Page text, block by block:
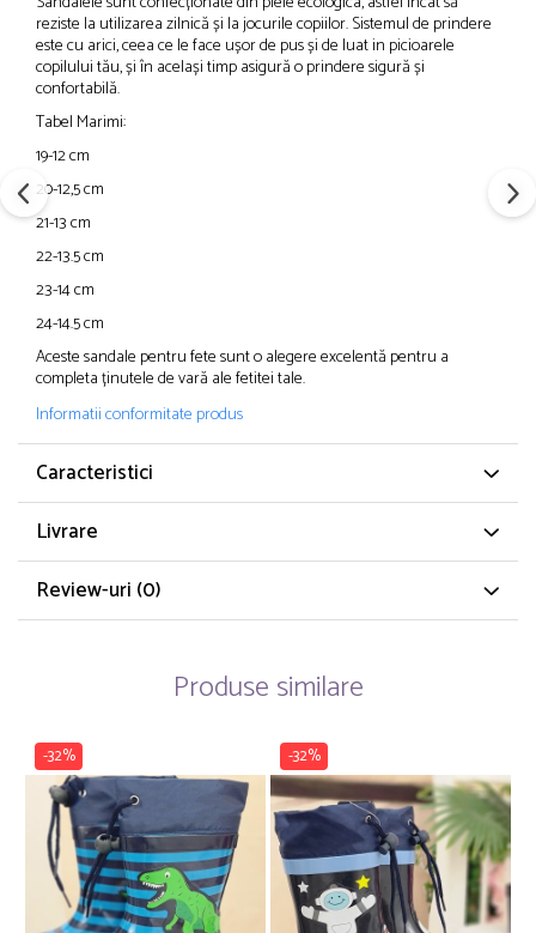
reziste la utilizarea zilnică și la jocurile copiilor. Sistemul de prindere
este cu arici, ceea ce le face ușor de pus și de luat in picioarele
copilului tău, și în același timp asigură o prindere sigură și
confortabilă.
Tabel Marimi:
19-12 cm
20-12,5 cm
21-13 cm
22-13.5 cm
23-14 cm
24-14.5 cm
Aceste sandale pentru fete sunt o alegere excelentă pentru a
completa ținutele de vară ale fetitei tale.
Informatii conformitate produs
Caracteristici
Livrare
Review-uri (0)
Produse similare
-32% -32%